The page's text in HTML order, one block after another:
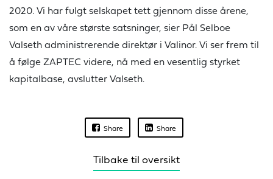
2020. Vi har fulgt selskapet tett gjennom disse årene,
som en av våre største satsninger, sier Pål Selboe
Valseth administrerende direktør i Valinor. Vi ser frem til
å følge ZAPTEC videre, nå med en vesentlig styrket
kapitalbase, avslutter Valseth.
Share Share
Tilbake til oversikt